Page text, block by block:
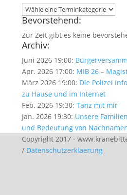
Bevorstehend:
Zur Zeit gibt es keine
Archiv:
Juni 2026 19:00:
Apr. 2026 17:00: MIB 26 –
März 2026 19:00: Die Polizei
zu Hause und im Internet
Feb. 2026 19:30: Tanz mit mir
Jan. 2026 19:30: Unsere
und Bedeutung von
Copyright 2017 -
/ Datenschutzerklaerung